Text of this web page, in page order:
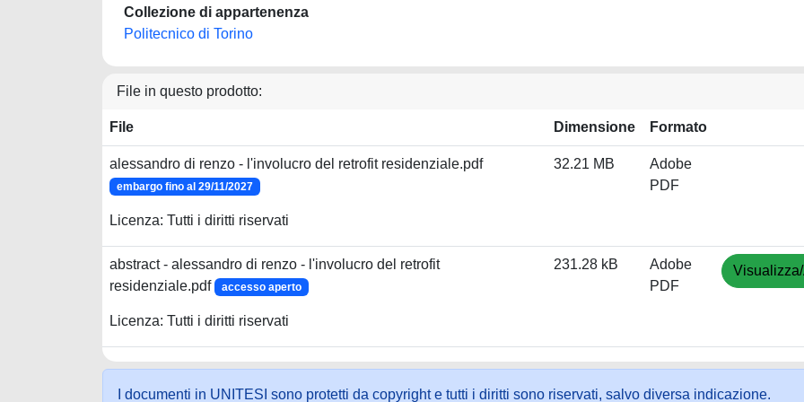
Collezione di appartenenza
Politecnico di Torino
File in questo prodotto:
File Dimensione Formato
alessandro di renzo - l'involucro del retrofit residenziale.pdf
embargo fino al 29/11/2027
Licenza: Tutti i diritti riservati
32.21 MB
Adobe
PDF
abstract - alessandro di renzo - l'involucro del retrofit
residenziale.pdf
accesso aperto
Licenza: Tutti i diritti riservati
231.28 kB
Adobe
PDF
I documenti in UNITESI sono protetti da copyright e tutti i diritti sono riservati, salvo diversa indicazione.